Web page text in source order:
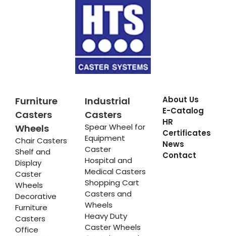
Furniture
Casters
Wheels
Chair Casters
Shelf and
Display
Caster
Wheels
Decorative
Furniture
Casters
Office
Industrial
Casters
Spear Wheel for
Equipment
Caster
Hospital and
Medical Casters
Shopping Cart
Casters and
Wheels
Heavy Duty
Caster Wheels
About Us
E-Catalog
HR
Certificates
News
Contact